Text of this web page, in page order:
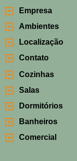
Empresa
Ambientes
Localização
Contato
Cozinhas
Salas
Dormitórios
Banheiros
Comercial